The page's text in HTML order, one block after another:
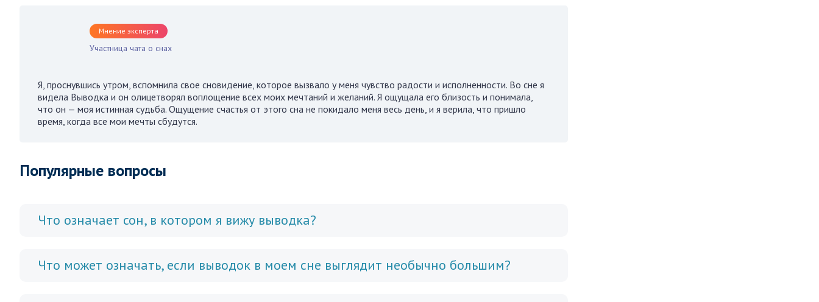
Мнение эксперта
Участница чата о снах
Я, проснувшись утром, вспомнила свое сновидение, которое вызвало у меня чувство радости и исполненности. Во сне я
видела Выводка и он олицетворял воплощение всех моих мечтаний и желаний. Я ощущала его близость и понимала,
что он — моя истинная судьба. Ощущение счастья от этого сна не покидало меня весь день, и я верила, что пришло
время, когда все мои мечты сбудутся.
Популярные вопросы
Что означает сон, в котором я вижу выводка?
Что может означать, если выводок в моем сне выглядит необычно большим?